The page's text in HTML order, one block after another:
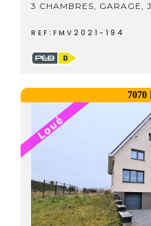
3 CHAMBRES, GARAGE,
REF:FMV2021-194
7070